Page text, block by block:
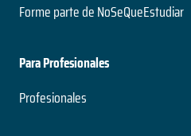
Forme parte de NoSeQueEstudiar
Para Profesionales
Profesionales